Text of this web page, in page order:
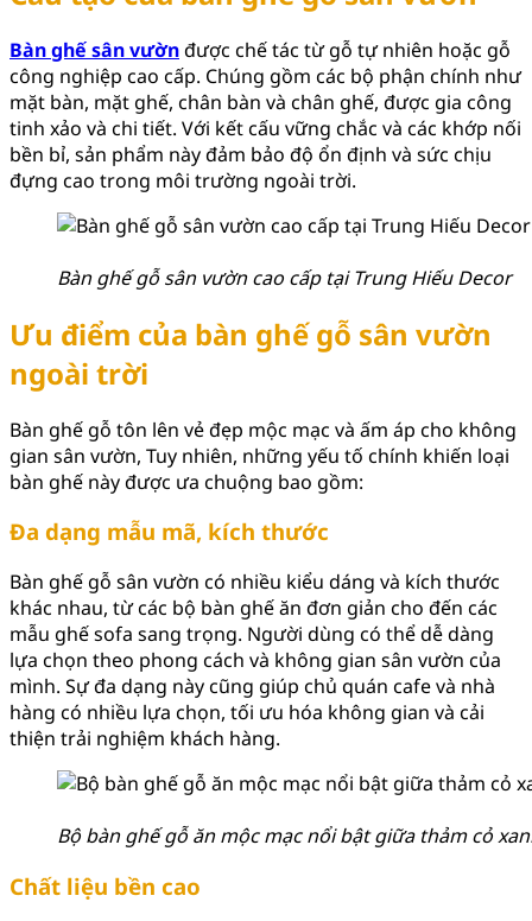
Bàn ghế sân vườnđược chế tác từ gỗ tự nhiên hoặc gỗ
công nghiệp cao cấp. Chúng gồm các bộ phận chính như
mặt bàn, mặt ghế, chân bàn và chân ghế, được gia công
tinh xảo và chi tiết. Với kết cấu vững chắc và các khớp nối
bền bỉ, sản phẩm này đảm bảo độ ổn định và sức chịu
đựng cao trong môi trường ngoài trời.
Bàn ghế gỗ sân vườn cao cấp tại Trung Hiếu Decor
Ưu điểm của bàn ghế gỗ sân vườn
ngoài trời
Bàn ghế gỗ tôn lên vẻ đẹp mộc mạc và ấm áp cho không
gian sân vườn, Tuy nhiên, những yếu tố chính khiến loại
bàn ghế này được ưa chuộng bao gồm:
Đa dạng mẫu mã, kích thước
Bàn ghế gỗ sân vườn có nhiều kiểu dáng và kích thước
khác nhau, từ các bộ bàn ghế ăn đơn giản cho đến các
mẫu ghế sofa sang trọng. Người dùng có thể dễ dàng
lựa chọn theo phong cách và không gian sân vườn của
mình. Sự đa dạng này cũng giúp chủ quán cafe và nhà
hàng có nhiều lựa chọn, tối ưu hóa không gian và cải
thiện trải nghiệm khách hàng.
Bộ bàn ghế gỗ ăn mộc mạc nổi bật giữa thảm cỏ
Chất liệu bền cao